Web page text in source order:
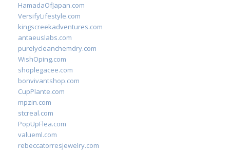
HamadaOfJapan.com
VersifyLifestyle.com
kingscreekadventures.com
antaeuslabs.com
purelycleanchemdry.com
WishOping.com
shoplegacee.com
bonvivantshop.com
CupPlante.com
mpzin.com
stcreal.com
PopUpFlea.com
valueml.com
rebeccatorresjewelry.com